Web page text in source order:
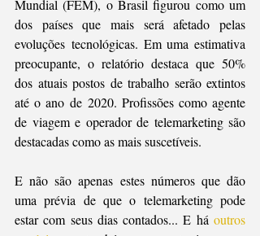
Mundial (FEM), o Brasil figurou como um
dos países que mais será afetado pelas
evoluções tecnológicas. Em uma estimativa
preocupante, o relatório destaca que 50%
dos atuais postos de trabalho serão extintos
até o ano de 2020. Profissões como agente
de viagem e operador de telemarketing são
destacadas como as mais suscetíveis.
E não são apenas estes números que dão
uma prévia de que o telemarketing pode
estar com seus dias contados... E há outros